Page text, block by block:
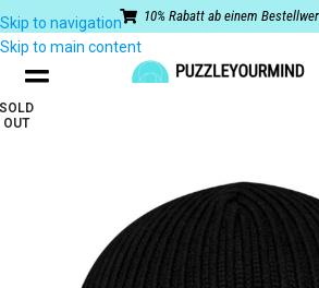
Skip to navigation
Skip to main content
10% Rabatt ab einem
SOLD
OUT